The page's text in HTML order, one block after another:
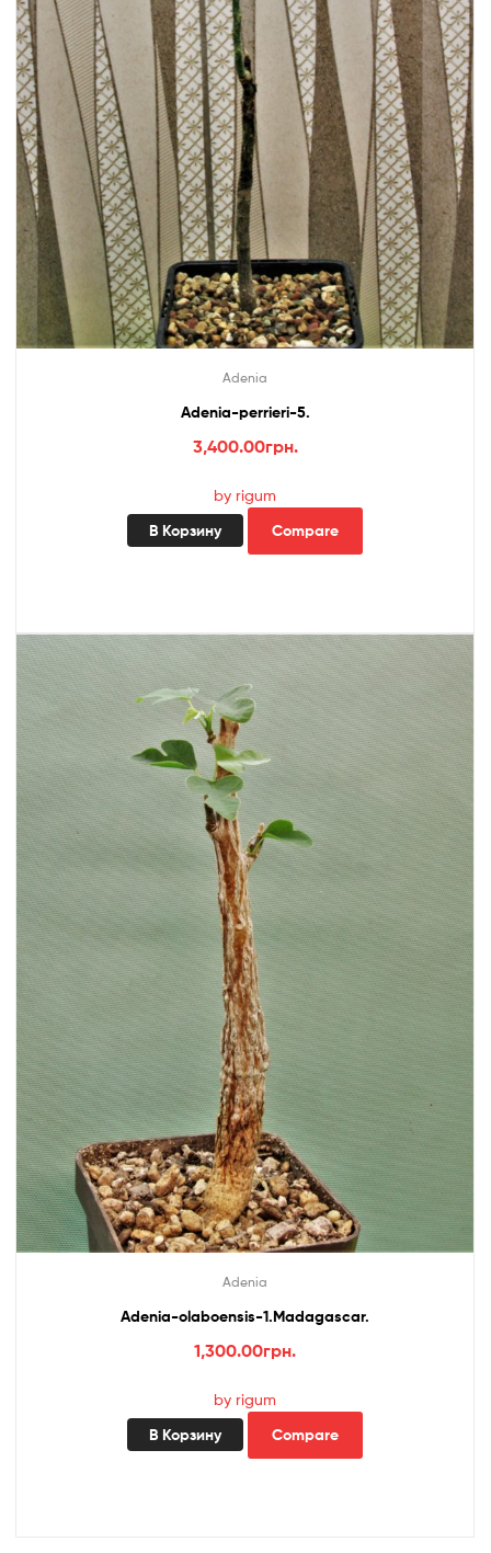
Adenia
Adenia-perrieri-5.
3,400.00грн.
by rigum
В Корзину Compare
Adenia
Adenia-olaboensis-1.Madagascar.
1,300.00грн.
by rigum
В Корзину Compare